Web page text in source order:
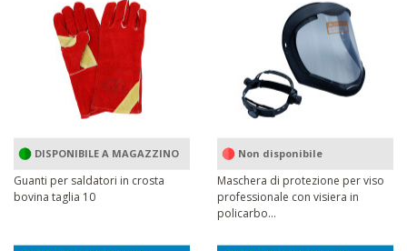
DISPONIBILE A MAGAZZINO
Guanti per saldatori in crosta
bovina taglia 10
Non disponibile
Maschera di protezione per viso
professionale con visiera in
policarbo...